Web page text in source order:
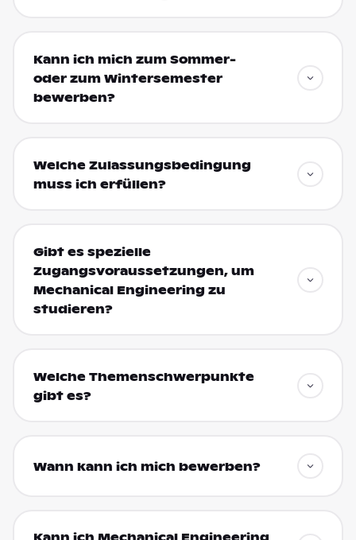
Kann ich mich zum Sommer-
oder zum Wintersemester
bewerben?
Welche Zulassungsbedingung
muss ich erfüllen?
Gibt es spezielle
Zugangsvoraussetzungen, um
Mechanical Engineering zu
studieren?
Welche Themenschwerpunkte
gibt es?
Wann kann ich mich bewerben?